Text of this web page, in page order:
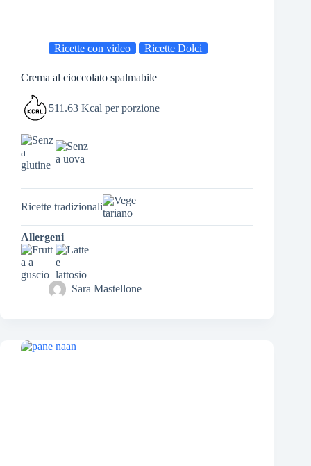
Ricette con video Ricette Dolci
Crema al cioccolato spalmabile
511.63 Kcal per porzione
Ricette tradizionali
Allergeni
Sara Mastellone